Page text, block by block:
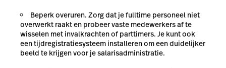
Beperk overuren. Zorg dat je fulltime personeel niet
overwerkt raakt en probeer vaste medewerkers af te
wisselen met invalkrachten of parttimers. Je kunt ook
een tijdregistratiesysteem installeren om een duidelijker
beeld te krijgen voor je salarisadministratie.